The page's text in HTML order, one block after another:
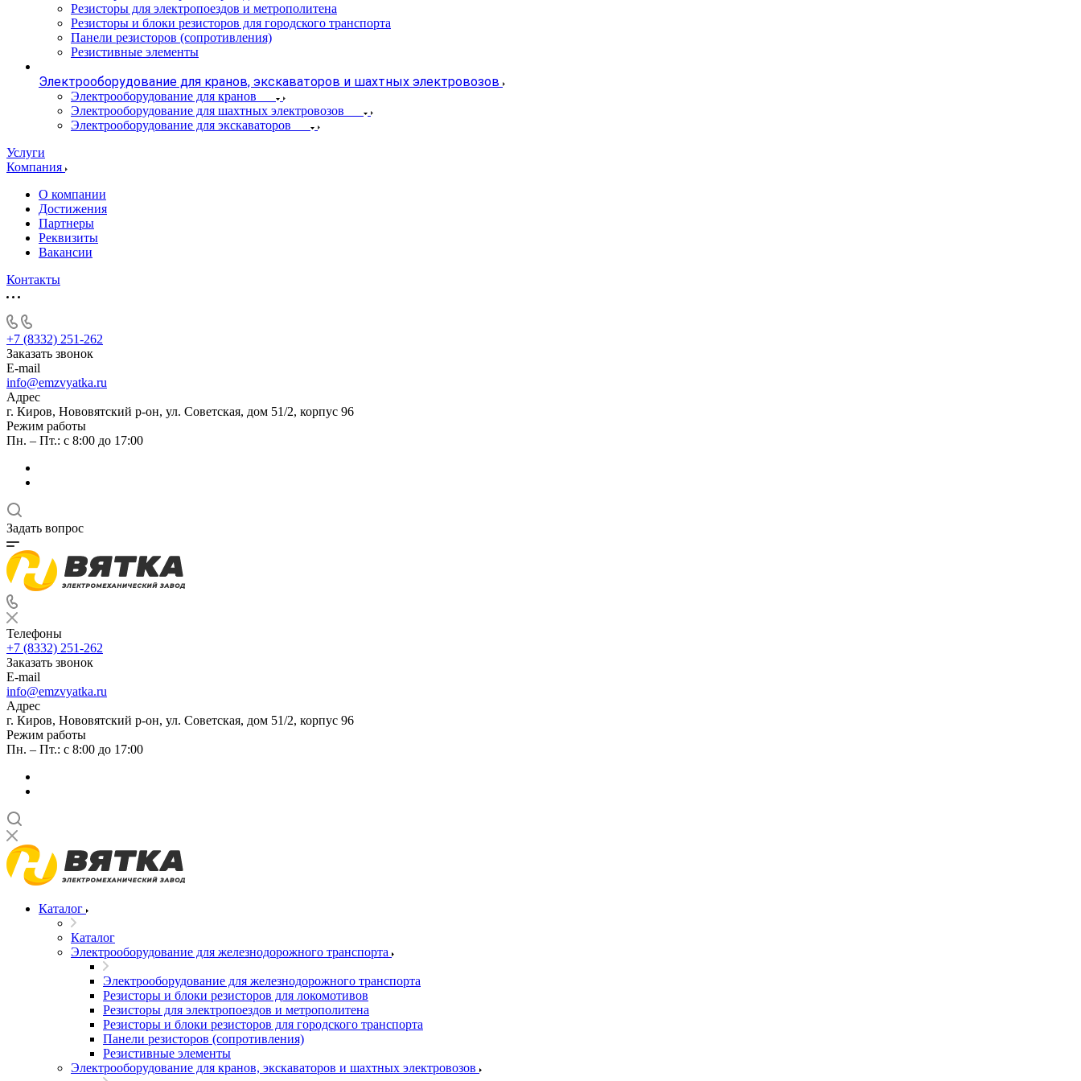
Резисторы для электропоездов и метрополитена
Резисторы и блоки резисторов для городского транспорта
Панели резисторов (сопротивления)
Резистивные элементы
Электрооборудование для кранов, экскаваторов и шахтных электровозов
Электрооборудование для кранов
Электрооборудование для шахтных электровозов
Электрооборудование для экскаваторов
Услуги
Компания
О компании
Достижения
Партнеры
Реквизиты
Вакансии
Контакты
+7 (8332) 251-262
Заказать звонок
E-mail
info@emzvyatka.ru
Адрес
г. Киров, Нововятский р-он, ул. Советская, дом 51/2, корпус 96
Режим работы
Пн. – Пт.: с 8:00 до 17:00
Задать вопрос
Телефоны
+7 (8332) 251-262
Заказать звонок
E-mail
info@emzvyatka.ru
Адрес
г. Киров, Нововятский р-он, ул. Советская, дом 51/2, корпус 96
Режим работы
Пн. – Пт.: с 8:00 до 17:00
Каталог
Каталог
Электрооборудование для железнодорожного транспорта
Электрооборудование для железнодорожного транспорта
Резисторы и блоки резисторов для локомотивов
Резисторы для электропоездов и метрополитена
Резисторы и блоки резисторов для городского транспорта
Панели резисторов (сопротивления)
Резистивные элементы
Электрооборудование для кранов, экскаваторов и шахтных электровозов